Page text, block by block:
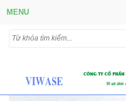
MENU